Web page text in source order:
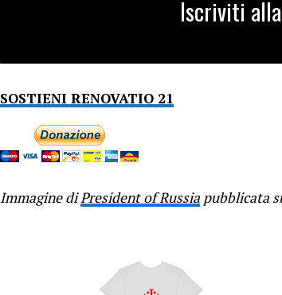
Iscriviti alla
SOSTIENI RENOVATIO 21
Immagine diPresident of Russia pubblicata